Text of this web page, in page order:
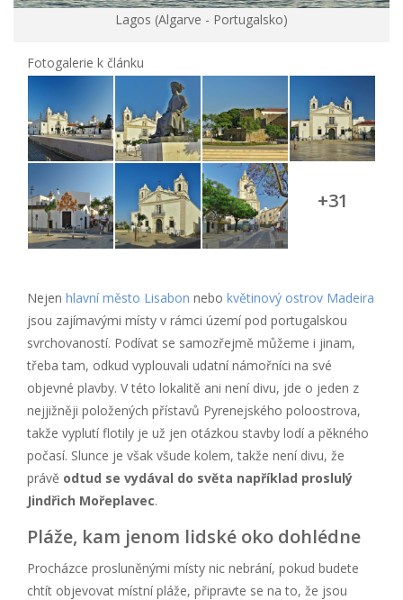
Lagos (Algarve - Portugalsko)
Fotogalerie k článku
+31
Nejen hlavní město Lisabon nebo květinový ostrov Madeira
jsou zajímavými místy v rámci území pod portugalskou
svrchovaností. Podívat se samozřejmě můžeme i jinam,
třeba tam, odkud vyplouvali udatní námořníci na své
objevné plavby. V této lokalitě ani není divu, jde o jeden z
nejjižněji položených přístavů Pyrenejského poloostrova,
takže vyplutí flotily je už jen otázkou stavby lodí a pěkného
počasí. Slunce je však všude kolem, takže není divu, že
právě odtud se vydával do světa například proslulý
Jindřich Mořeplavec.
Pláže, kam jenom lidské oko dohlédne
Procházce prosluněnými místy nic nebrání, pokud budete
chtít objevovat místní pláže, připravte se na to, že jsou